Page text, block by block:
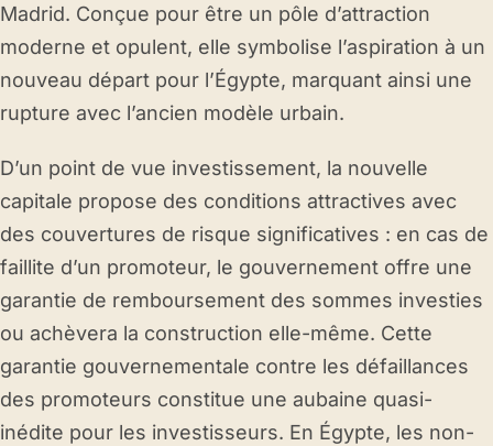
Madrid. Conçue pour être un pôle d’attraction
moderne et opulent, elle symbolise l’aspiration à un
nouveau départ pour l’Égypte, marquant ainsi une
rupture avec l’ancien modèle urbain.
D’un point de vue investissement, la nouvelle
capitale propose des conditions attractives avec
des couvertures de risque significatives : en cas de
faillite d’un promoteur, le gouvernement offre une
garantie de remboursement des sommes investies
ou achèvera la construction elle-même. Cette
garantie gouvernementale contre les défaillances
des promoteurs constitue une aubaine quasi-
inédite pour les investisseurs. En Égypte, les non-